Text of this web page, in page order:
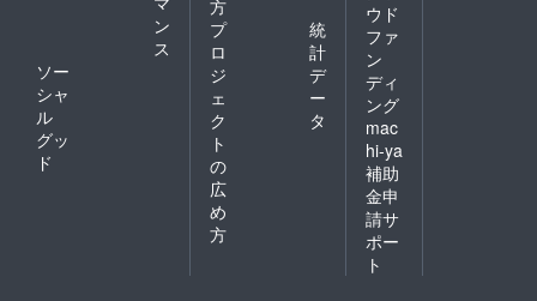
ン
ス
ソー
シャ
ル
グッ
ド
方
プ
ロ
ジ
ェ
ク
ト
の
広
め
方
統
計
デ
ー
タ
ウド
ファ
ン
ディ
ング
mac
hi-ya
補助
金申
請サ
ポー
ト